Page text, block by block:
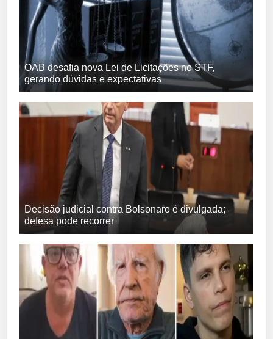
OAB desafia nova Lei de Licitações no STF,
gerando dúvidas e expectativas
Decisão judicial contra Bolsonaro é divulgada;
defesa pode recorrer